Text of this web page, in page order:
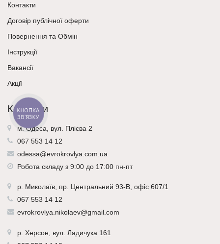
Контакти
Договір публічної оферти
Повернення та Обмін
Інструкції
Вакансії
Акції
Контакти
м. Одеса, вул. Плієва 2
067 553 14 12
odessa@evrokrovlya.com.ua
Робота складу з 9:00 до 17:00 пн-пт
р. Миколаїв , пр. Центральний 93-В, офіс 607/1
067 553 14 12
evrokrovlya.nikolaev@gmail.com
р. Херсон , вул. Ладичука 161
КНОПКА
ЗВ'ЯЗКУ